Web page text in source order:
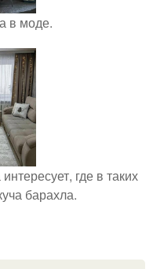
в моде.
где в таких
барахла.